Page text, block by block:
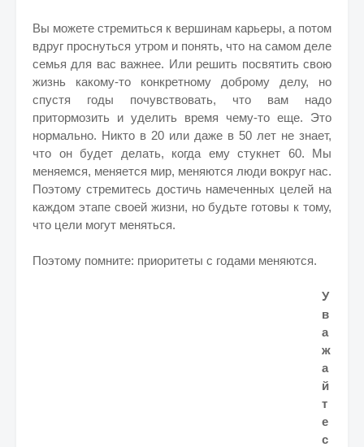
Вы можете стремиться к вершинам карьеры, а потом
вдруг проснуться утром и понять, что на самом деле
семья для вас важнее. Или решить посвятить свою
жизнь какому-то конкретному доброму делу, но
спустя годы почувствовать, что вам надо
притормозить и уделить время чему-то еще. Это
нормально. Никто в 20 или даже в 50 лет не знает,
что он будет делать, когда ему стукнет 60. Мы
меняемся, меняется мир, меняются люди вокруг нас.
Поэтому стремитесь достичь намеченных целей на
каждом этапе своей жизни, но будьте готовы к тому,
что цели могут меняться.
Поэтому помните: приоритеты с годами меняются.
У
в
а
ж
а
й
т
е
с